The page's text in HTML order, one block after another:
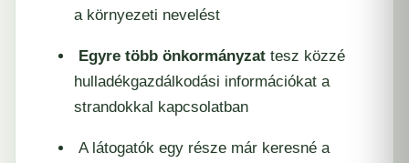
a környezeti nevelést
Egyre több önkormányzat tesz közzé
hulladékgazdálkodási információkat a
strandokkal kapcsolatban
A látogatók egy része már keresné a